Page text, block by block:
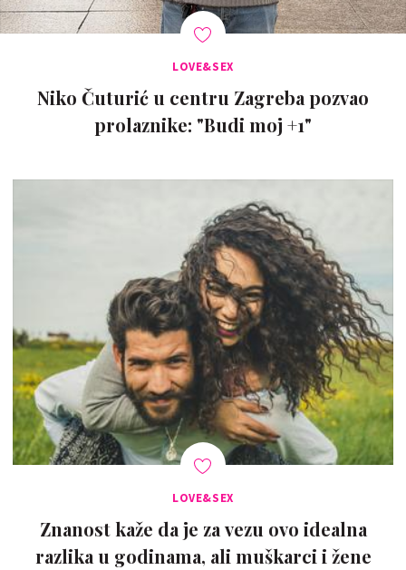
LOVE&SEX
Niko Čuturić u centru Zagreba pozvao
prolaznike: "Budi moj +1"
LOVE&SEX
Znanost kaže da je za vezu ovo idealna
razlika u godinama, ali muškarci i žene